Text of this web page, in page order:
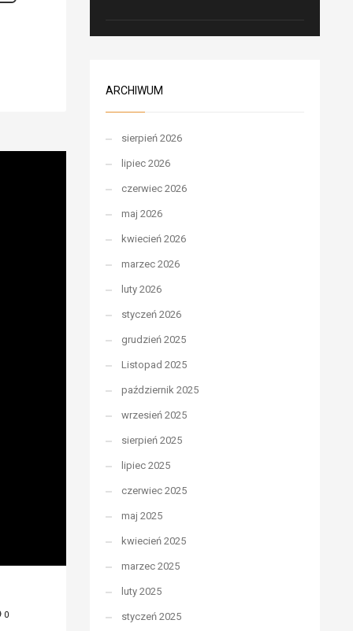
0
ARCHIWUM
sierpień 2026
lipiec 2026
czerwiec 2026
maj 2026
kwiecień 2026
marzec 2026
luty 2026
styczeń 2026
grudzień 2025
Listopad 2025
październik 2025
wrzesień 2025
sierpień 2025
lipiec 2025
czerwiec 2025
maj 2025
kwiecień 2025
marzec 2025
luty 2025
styczeń 2025